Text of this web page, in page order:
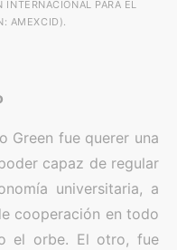
INTERNACIONAL PARA EL
AMEXCID).
Green fue querer una
capaz de regular
universitaria, a
cooperación en todo
el orbe. El otro, fue